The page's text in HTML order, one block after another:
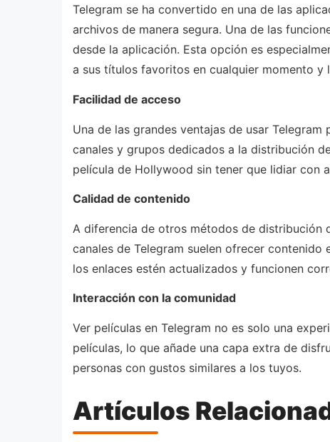
Telegram se ha convertido en una de las
archivos de manera segura. Una de las
desde la aplicación. Esta opción es
a sus títulos favoritos en cualquier momento y
Facilidad de acceso
Una de las grandes ventajas de usar
canales y grupos dedicados a la distribución
película de Hollywood sin tener que lidiar con
Calidad de contenido
A diferencia de otros métodos de distribución
canales de Telegram suelen ofrecer
los enlaces estén actualizados y funcionen
Interacción con la comunidad
Ver películas en Telegram no es solo una
películas, lo que añade una capa extra de
personas con gustos similares a los tuyos.
Artículos